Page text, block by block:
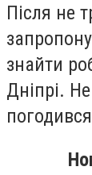
Після не
знайти
Дніпрі.